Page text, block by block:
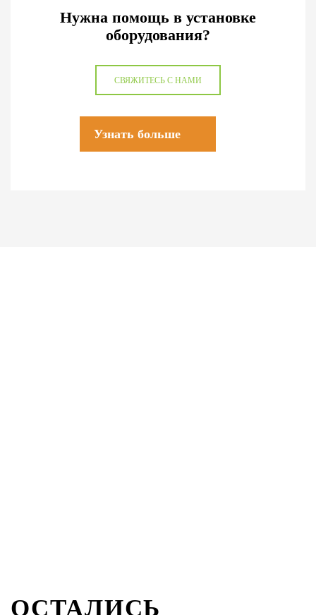
Нужна помощь в установке
оборудования?
СВЯЖИТЕСЬ С НАМИ
Узнать больше
ОСТАЛИСЬ